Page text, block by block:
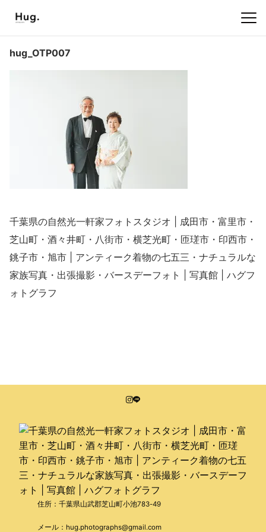
hug_OTP007
千葉県の自然光一軒家フォトスタジオ | 成田市・富里市・
芝山町・酒々井町・八街市・横芝光町・匝瑳市・印西市・
銚子市・旭市 | アンティーク着物の七五三・ナチュラルな
家族写真・出張撮影・バースデーフォト | 写真館 | ハグフ
ォトグラフ
住所：千葉県山武郡芝山町小池783-49
メール：hug.photographs@gmail.com